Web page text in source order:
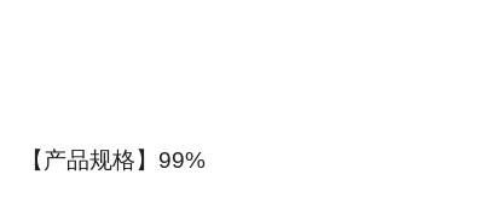
【产品规格】99%